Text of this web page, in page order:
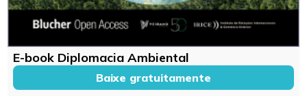
E-book Diplomacia Ambiental
Baixe gratuitamente